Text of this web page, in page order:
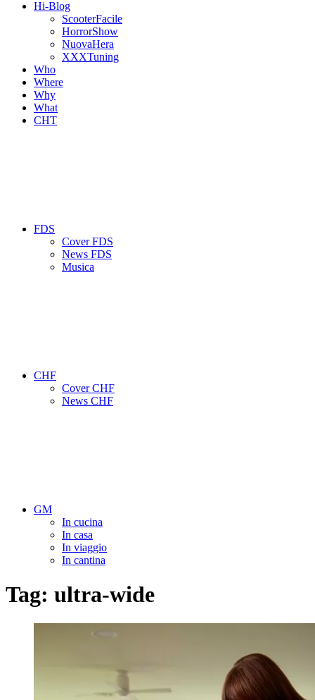
Hi-Blog
ScooterFacile
HorrorShow
NuovaHera
XXXTuning
Who
Where
Why
What
CHT
FDS
Cover FDS
News FDS
Musica
CHF
Cover CHF
News CHF
GM
In cucina
In casa
In viaggio
In cantina
Tag: ultra-wide